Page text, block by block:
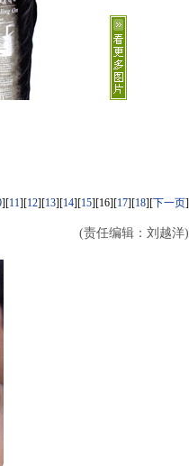
][11][12][13][14][15][16][17][18][下一页]
(责任编辑：刘越洋)